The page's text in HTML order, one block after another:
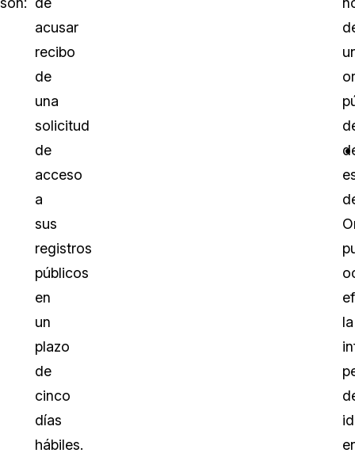
acusar
recibo
de
una
solicitud
de
acceso
a
sus
registros
públicos
en
un
plazo
de
cinco
días
hábiles.
la